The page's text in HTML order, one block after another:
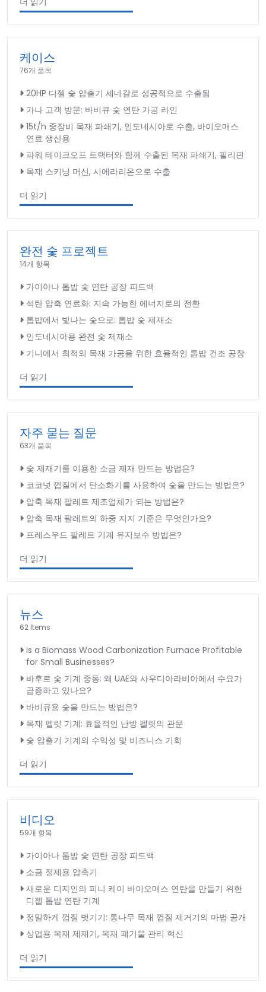
케이스
76개 품목
20HP 디젤 숯 압출기 세네갈로 성공적으로 수출됨
가나 고객 방문: 바비큐 숯 연탄 가공 라인
15t/h 중장비 목재 파쇄기, 인도네시아로 수출, 바이오매스
연료 생산용
파워 테이크오프 트랙터와 함께 수출된 목재 파쇄기, 필리핀
목재 스키닝 머신, 시에라리온으로 수출
더 읽기
완전 숯 프로젝트
14개 항목
가이아나 톱밥 숯 연탄 공장 피드백
석탄 압축 연료화: 지속 가능한 에너지로의 전환
톱밥에서 빛나는 숯으로: 톱밥 숯 제재소
인도네시아용 완전 숯 제재소
기니에서 최적의 목재 가공을 위한 효율적인 톱밥 건조 공장
더 읽기
자주 묻는 질문
63개 품목
숯 제재기를 이용한 소금 제재 만드는 방법은?
코코넛 껍질에서 탄소화기를 사용하여 숯을 만드는 방법은?
압축 목재 팔레트 제조업체가 되는 방법은?
압축 목재 팔레트의 하중 지지 기준은 무엇인가요?
프레스우드 팔레트 기계 유지보수 방법은?
더 읽기
뉴스
62 Items
Is a Biomass Wood Carbonization Furnace Profitable
for Small Businesses?
바후르 숯 기계 중동: 왜 UAE와 사우디아라비아에서 수요가
급증하고 있나요?
바비큐용 숯을 만드는 방법은?
목재 펠릿 기계: 효율적인 난방 펠릿의 관문
숯 압출기 기계의 수익성 및 비즈니스 기회
더 읽기
비디오
59개 항목
가이아나 톱밥 숯 연탄 공장 피드백
소금 정제용 압축기
새로운 디자인의 피니 케이 바이오매스 연탄을 만들기 위한
디젤 톱밥 연탄 기계
정밀하게 껍질 벗기기: 통나무 목재 껍질 제거기의 마법 공개
상업용 목재 제재기, 목재 폐기물 관리 혁신
더 읽기